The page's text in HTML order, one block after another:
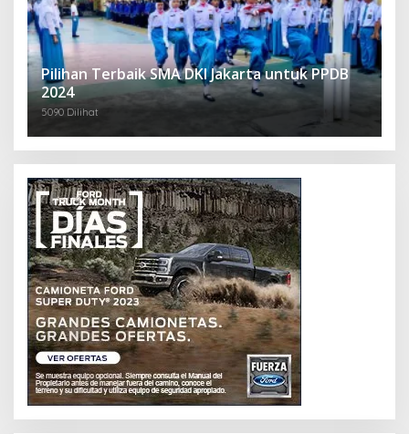
Pilihan Terbaik SMA DKI Jakarta untuk PPDB
2024
5090 Dilihat